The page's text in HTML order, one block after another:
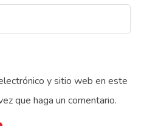
y sitio web en este
que haga un comentario.